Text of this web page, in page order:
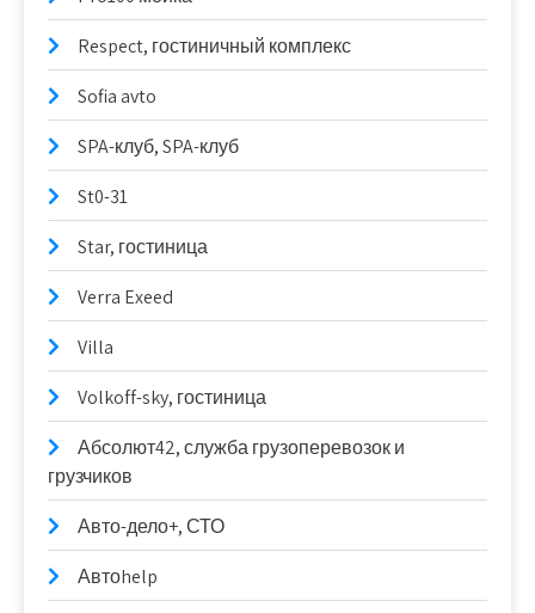
Respect, гостиничный комплекс
Sofia avto
SPA-клуб, SPA-клуб
St0-31
Star, гостиница
Verra Exeed
Villa
Volkoff-sky, гостиница
Абсолют42, служба грузоперевозок и
грузчиков
Авто-дело+, СТО
Автоhelp